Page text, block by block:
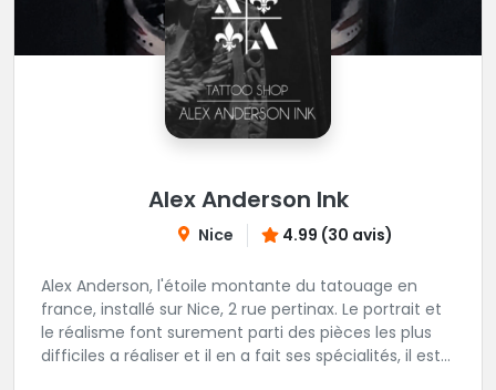
Alex Anderson Ink
Nice 4.99 (30 avis)
Alex Anderson, l'étoile montante du tatouage en
france, installé sur Nice, 2 rue pertinax. Le portrait et
le réalisme font surement parti des pièces les plus
difficiles a réaliser et il en a fait ses spécialités, il est